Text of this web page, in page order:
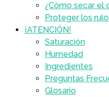
¿Cómo secar el
Proteger los
¡ATENCIÓN!
Saturación
Humedad
Ingredientes
Preguntas
Glosario